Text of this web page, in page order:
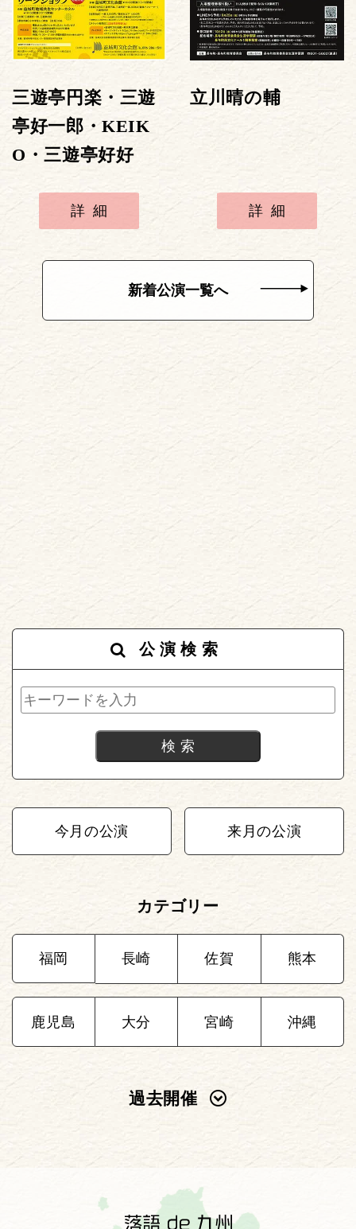
三遊亭円楽・三遊
亭好一郎・KEIK
O・三遊亭好好
詳細
立川晴の輔
詳細
新着公演一覧へ
公演検索
今月の公演 来月の公演
カテゴリー
福岡 長崎 佐賀 熊本
鹿児島 大分 宮崎 沖縄
過去開催
2022年